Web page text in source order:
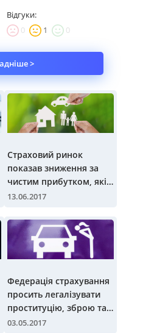
Відгуки:
0
1 0
>
Страховий ринок
показав зниження за
чистим прибутком, які
причини і що чекає
13.06.2017
Федерація страхування
просить легалізувати
проституцію, зброю та
наркотики
03.05.2017